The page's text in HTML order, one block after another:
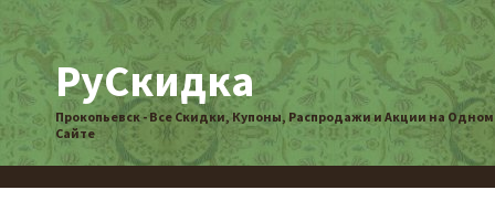
РуСкидка
Прокопьевск - Все Скидки, Купоны, Распродажи и Акции на Одном
Сайте